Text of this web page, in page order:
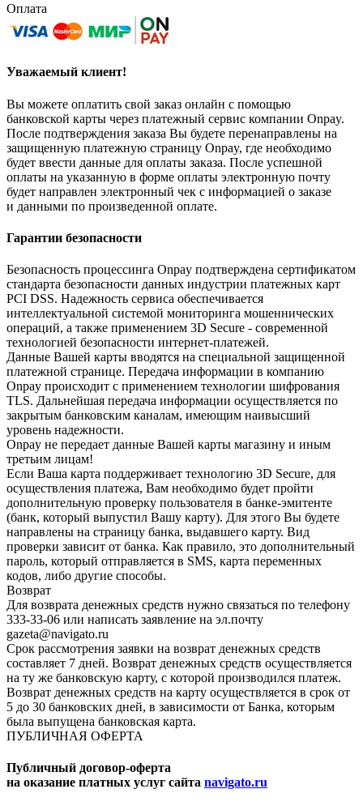
Оплата
Уважаемый клиент!
Вы можете оплатить свой заказ онлайн с помощью
банковской карты через платежный сервис компании Onpay.
После подтверждения заказа Вы будете перенаправлены на
защищенную платежную страницу Onpay, где необходимо
будет ввести данные для оплаты заказа. После успешной
оплаты на указанную в форме оплаты электронную почту
будет направлен электронный чек с информацией о заказе
и данными по произведенной оплате.
Гарантии безопасности
Безопасность процессинга Onpay подтверждена сертификатом
стандарта безопасности данных индустрии платежных карт
PCI DSS. Надежность сервиса обеспечивается
интеллектуальной системой мониторинга мошеннических
операций, а также применением 3D Secure - современной
технологией безопасности интернет-платежей.
Данные Вашей карты вводятся на специальной защищенной
платежной странице. Передача информации в компанию
Onpay происходит с применением технологии шифрования
TLS. Дальнейшая передача информации осуществляется по
закрытым банковским каналам, имеющим наивысший
уровень надежности.
Onpay не передает данные Вашей карты магазину и иным
третьим лицам!
Если Ваша карта поддерживает технологию 3D Secure, для
осуществления платежа, Вам необходимо будет пройти
дополнительную проверку пользователя в банке-эмитенте
(банк, который выпустил Вашу карту). Для этого Вы будете
направлены на страницу банка, выдавшего карту. Вид
проверки зависит от банка. Как правило, это дополнительный
пароль, который отправляется в SMS, карта переменных
кодов, либо другие способы.
Возврат
Для возврата денежных средств нужно связаться по телефону
333-33-06 или написать заявление на эл.почту
gazeta@navigato.ru
Срок рассмотрения заявки на возврат денежных средств
составляет 7 дней. Возврат денежных средств осуществляется
на ту же банковскую карту, с которой производился платеж.
Возврат денежных средств на карту осуществляется в срок от
5 до 30 банковских дней, в зависимости от Банка, которым
была выпущена банковская карта.
ПУБЛИЧНАЯ ОФЕРТА
Публичный договор-оферта
на оказание платных услуг сайта navigato.ru